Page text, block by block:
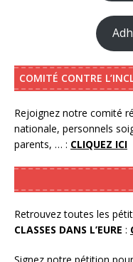
COMITÉ CONTRE
Rejoignez notre comité
nationale, personnels
parents, … : CLIQUEZ ICI
Retrouvez toutes les
CLASSES DANS L’EURE :
Signez notre pétition